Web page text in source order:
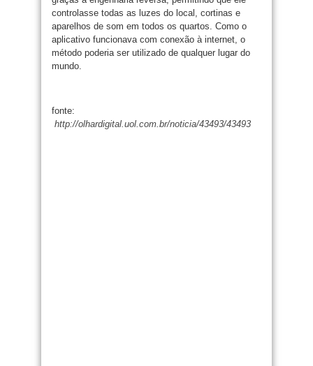
controlasse todas as luzes do local, cortinas e
aparelhos de som em todos os quartos. Como o
aplicativo funcionava com conexão à internet, o
método poderia ser utilizado de qualquer lugar do
mundo.
fonte:
http://olhardigital.uol.com.br/noticia/43493/43493